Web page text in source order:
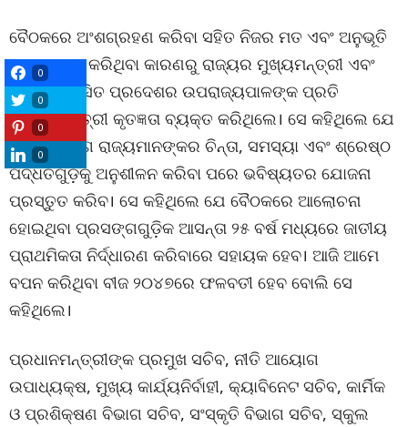
ବୈଠକରେ ଅଂଶଗ୍ରହଣ କରିବା ସହିତ ନିଜର ମତ ଏବଂ ଅନୁଭୂତି
ଉପସ୍ଥାପନ କରିଥିବା କାରଣରୁ ରାଜ୍ୟର ମୁଖ୍ୟମନ୍ତ୍ରୀ ଏବଂ
କେନ୍ଦ୍ର ଶାସିତ ପ୍ରଦେଶର ଉପରାଜ୍ୟପାଳଙ୍କ ପ୍ରତି
ପ୍ରଧାନମନ୍ତ୍ରୀ କୃତଜ୍ଞତା ବ୍ୟକ୍ତ କରିଥିଲେ। ସେ କହିଥିଲେ ଯେ
ନୀତି ଆୟୋଗ ରାଜ୍ୟମାନଙ୍କର ଚିନ୍ତା, ସମସ୍ୟା ଏବଂ ଶ୍ରେଷ୍ଠ
ପଦ୍ଧତିଗୁଡ଼ିକୁ ଅନୁଶୀଳନ କରିବା ପରେ ଭବିଷ୍ୟତର ଯୋଜନା
ପ୍ରସ୍ତୁତ କରିବ। ସେ କହିଥିଲେ ଯେ ବୈଠକରେ ଆଲୋଚନା
ହୋଇଥିବା ପ୍ରସଙ୍ଗଗୁଡ଼ିକ ଆସନ୍ତା ୨୫ ବର୍ଷ ମଧ୍ୟରେ ଜାତୀୟ
ପ୍ରାଥମିକତା ନିର୍ଦ୍ଧାରଣ କରିବାରେ ସହାୟକ ହେବ। ଆଜି ଆମେ
ବପନ କରିଥିବା ବୀଜ ୨୦୪୭ରେ ଫଳବତୀ ହେବ ବୋଲି ସେ
କହିଥିଲେ।
ପ୍ରଧାନମନ୍ତ୍ରୀଙ୍କ ପ୍ରମୁଖ ସଚିବ, ନୀତି ଆୟୋଗ
ଉପାଧ୍ୟକ୍ଷ, ମୁଖ୍ୟ କାର୍ଯ୍ୟନିର୍ବାହୀ, କ୍ୟାବିନେଟ ସଚିବ, କାର୍ମିକ
ଓ ପ୍ରଶିକ୍ଷଣ ବିଭାଗ ସଚିବ, ସଂସ୍କୃତି ବିଭାଗ ସଚିବ, ସ୍କୁଲ
0
0
0
0